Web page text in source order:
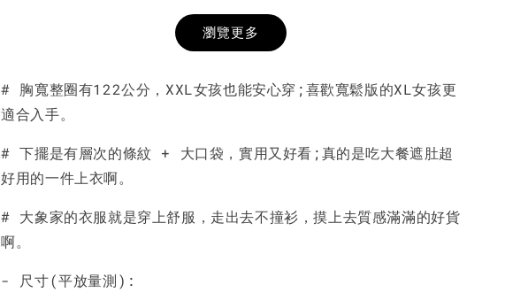
NT$ 190
NT$ 450
- +
希望相隨雙面T
NT$ 190
- +NT$ 190
-
瀏覽更多
# 胸寬整圈有122公分，XXL女孩也能安心穿;喜歡寬鬆版的XL女孩更
適合入手。
# 下擺是有層次的條紋 + 大口袋，實用又好看;真的是吃大餐遮肚超
好用的一件上衣啊。
# 大象家的衣服就是穿上舒服，走出去不撞衫，摸上去質感滿滿的好貨
啊。
- 尺寸(平放量測):